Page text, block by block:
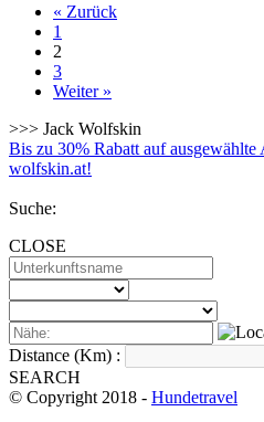
« Zurück
1
2
3
Weiter »
>>> Jack Wolfskin
Bis zu 30% Rabatt auf
wolfskin.at!
Suche:
CLOSE
Distance (Km) :
SEARCH
© Copyright 2018 - Hundetravel